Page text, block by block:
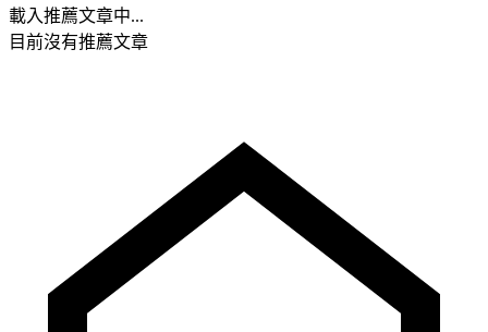
載入推薦文章中...
目前沒有推薦文章